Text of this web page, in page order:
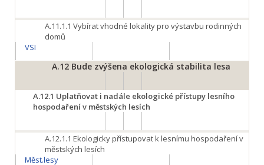
A.11.1.1 Vybírat vhodné lokality pro výstavbu rodinných
domů
VSI
A.12Bude zvýšena ekologická stabilita lesa
A.12.1 Uplatňovat i nadále ekologické přístupy lesního
hospodaření v městských lesích
A.12.1.1 Ekologicky přístupovat k lesnímu hospodaření v
městských lesích
Měst.lesy